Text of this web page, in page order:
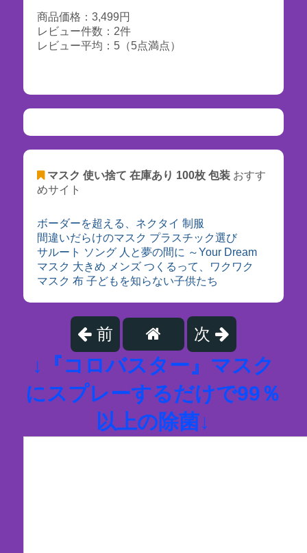
商品価格：3,499円
レビュー件数：2件
レビュー平均：5（5点満点）
マスク 使い捨て 在庫あり 100枚 包装おすす
めサイト
ボーダーを超える、ネクタイ 制服
間違いだらけのマスク プラスチック選び
サルート ソング 人と夢の間に ～Your Dream
マスク 大きめ メンズ つくるって、ワクワク
マスク 布 子どもを知らない子供たち
前 次
↓『コロバスター』マスク
にスプレーするだけで99％
以上の除菌↓